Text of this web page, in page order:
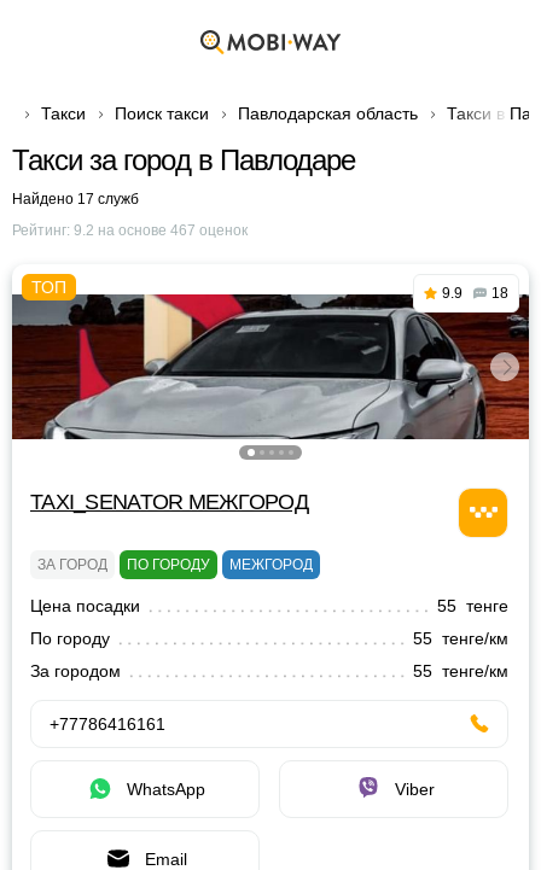
Такси Поиск такси Павлодарская область Такси в
Такси за город в Павлодаре
Найдено 17 служб
Рейтинг: 9.2 на основе 467 оценок
9.9 18
TAXI_SENATOR МЕЖГОРОД
ЗА ГОРОД ПО ГОРОДУ МЕЖГОРОД
Цена посадки
55 тенге
По городу
55 тенге/км
За городом
55 тенге/км
+77786416161
WhatsApp Viber
Email